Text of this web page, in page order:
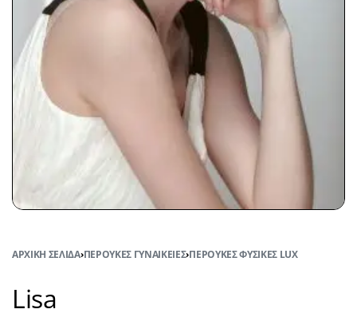
ΑΡΧΙΚΉ ΣΕΛΊΔΑ›ΠΕΡΟΎΚΕΣ ΓΥΝΑΙΚΕΊΕΣ›ΠΕΡΟΎΚΕΣ ΦΥΣΙΚΈΣ LUX
Lisa